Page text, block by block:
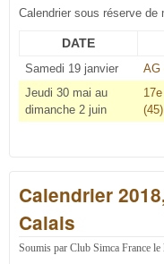
Calendrier sous réserve de
DATE
Samedi 19 janvier
AG
Jeudi 30 mai au
dimanche 2 juin
(45)
Calendrier
Calais
Soumis par Club Simca France le